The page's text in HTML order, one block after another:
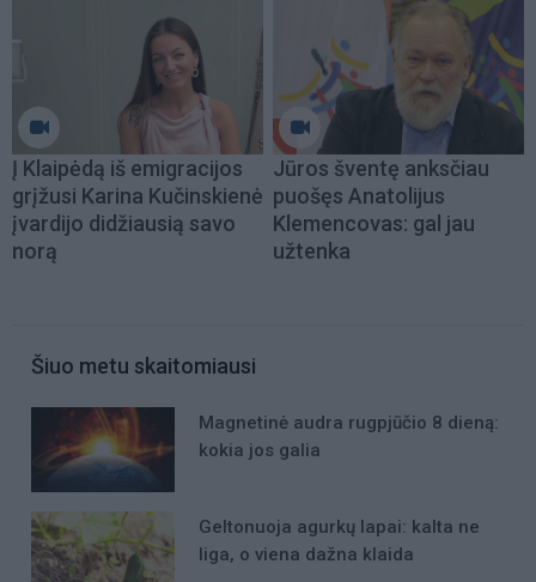
Į Klaipėdą iš emigracijos
grįžusi Karina Kučinskienė
įvardijo didžiausią savo
norą
Jūros šventę anksčiau
puošęs Anatolijus
Klemencovas: gal jau
užtenka
Šiuo metu skaitomiausi
Magnetinė audra rugpjūčio 8 dieną:
kokia jos galia
Geltonuoja agurkų lapai: kalta ne
liga, o viena dažna klaida